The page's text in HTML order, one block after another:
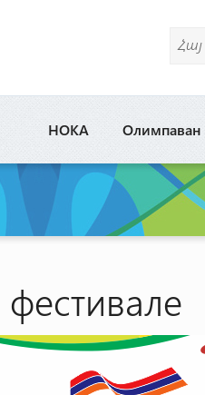
Հայ
Олимпаван
НОКА